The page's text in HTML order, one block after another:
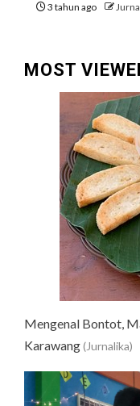
3 tahun ago
MOST
Mengenal Bontot,
Karawang(Jurnalika)